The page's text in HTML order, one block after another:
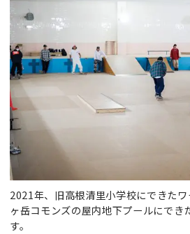
2021年、旧高根清里小学校にできた
ヶ岳コモンズの屋内地下プールにでき
す。